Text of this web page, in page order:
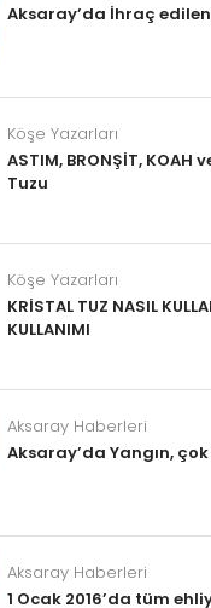
Aksaray’da İhraç
Köşe Yazarları
ASTIM, BRONŞİT,
Tuzu
Köşe Yazarları
KRİSTAL TUZ NASIL
KULLANIMI
Aksaray Haberleri
Aksaray’da Yangın,
Aksaray Haberleri
1 Ocak 2016’da tüm